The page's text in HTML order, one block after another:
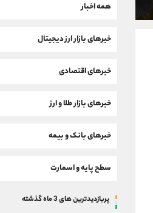
همه اخبار
خبرهای بازار ارز دیجیتال
خبرهای اقتصادی
خبرهای بازار طلا و ارز
خبرهای بانک و بیمه
سطح پایه و اسمارت
پربازدیدترین های 3 ماه گذشته